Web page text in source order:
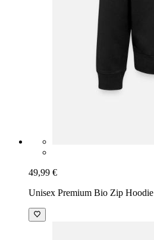
49,99 €
Unisex Premium Bio Zip Hoodie